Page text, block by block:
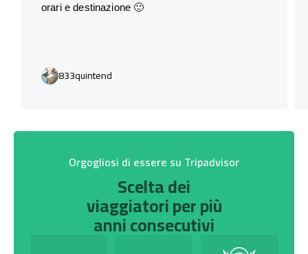
orari e destinazione 🙂
833quintend
Orgogliosi di essere su Tripadvisor
Scelta dei
viaggiatori per più
anni consecutivi